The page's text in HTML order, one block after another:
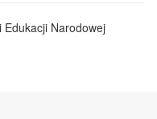
Narodowej